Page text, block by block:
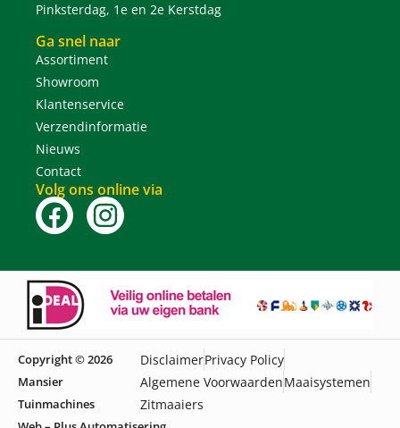
Pinksterdag, 1e en 2e Kerstdag
Ga snel naar
Assortiment
Showroom
Klantenservice
Verzendinformatie
Nieuws
Contact
Volg ons online via
Copyright © 2026
Mansier
Tuinmachines
DisclaimerPrivacy Policy
Algemene VoorwaardenMaaisystemen
Zitmaaiers